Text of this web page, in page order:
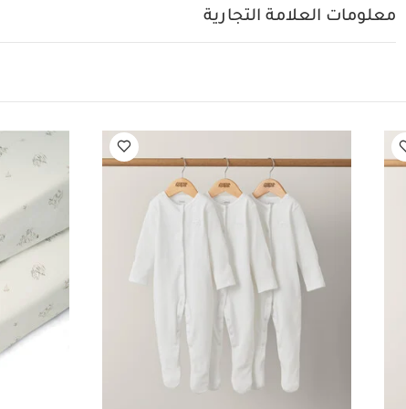
يعجبك أيضاً: طقم ألبسة قطعة واحدة بأكمام قصيرة قماش عضوي بلون أبيض -
معلومات العلامة التجارية